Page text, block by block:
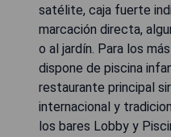
satélite, caja fuerte
marcación directa,
o al jardín. Para los
dispone de piscina
restaurante principal
internacional y
los bares Lobby y